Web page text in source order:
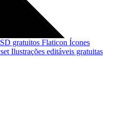
gratuitos Flaticon Ícones
Ilustrações editáveis gratuitas